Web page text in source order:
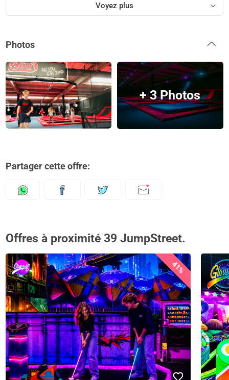
Voyez plus
Photos
+ 3 Photos
Partager cette offre:
Offres à proximité 39 JumpStreet.
41%